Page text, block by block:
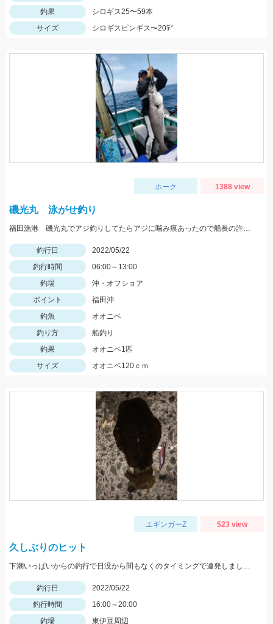
釣果
シロギス25〜59本
サイズ
シロギスピンギス〜20㌢
ホーク 1388 view
磯光丸 泳がせ釣り
福田漁港 磯光丸でアジ釣りしてたらアジに噛み痕あったので船長の許可もらって泳がせしていっぱつでした。
釣行日
2022/05/22
釣行時間
06:00～13:00
釣場
沖・オフショア
ポイント
福田沖
釣魚
オオニベ
釣り方
船釣り
釣果
オオニベ1匹
サイズ
オオニベ120ｃｍ
エギンガーZ 523 view
久しぶりのヒット
下潮いっぱいからの釣行で日没から間もなくのタイミングで連発しました。
釣行日
2022/05/22
釣行時間
16:00～20:00
釣場
東伊豆周辺